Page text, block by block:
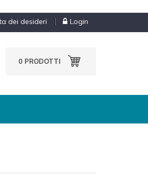
dei desideri Login
0 PRODOTTI